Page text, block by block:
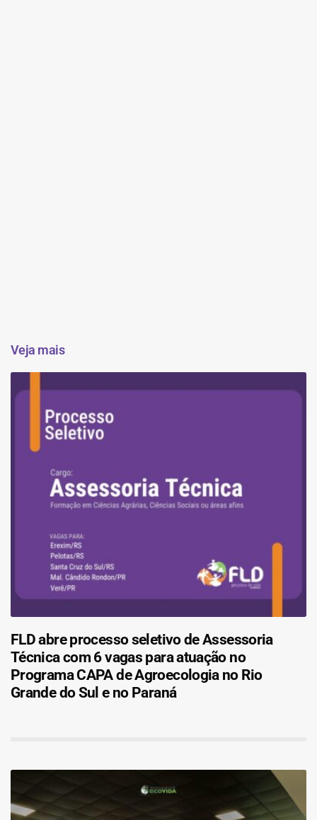
Veja mais
FLD abre processo seletivo de Assessoria
Técnica com 6 vagas para atuação no
Programa CAPA de Agroecologia no Rio
Grande do Sul e no Paraná